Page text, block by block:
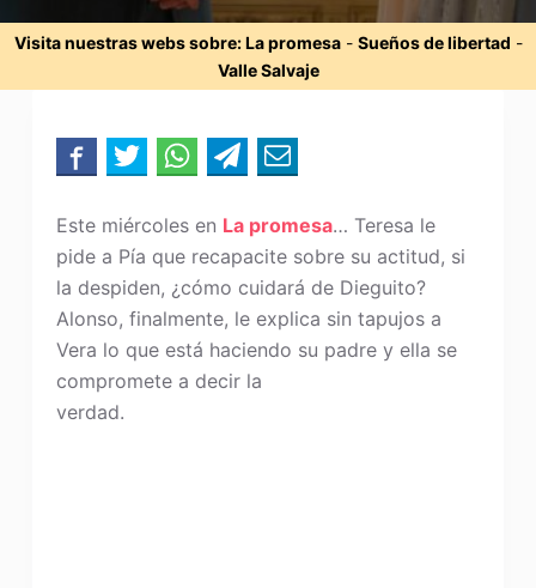
Visita nuestras webs sobre:La promesa- Sueños de libertad -
Valle Salvaje
Este miércoles en La promesa… Teresa le
pide a Pía que recapacite sobre su actitud, si
la despiden, ¿cómo cuidará de Dieguito?
Alonso, finalmente, le explica sin tapujos a
Vera lo que está haciendo su padre y ella se
compromete a decir la
verdad.